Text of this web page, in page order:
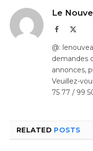
Le
Facebook
@:
demandes
annonces,
Veuillez-
75 77 / 99
RELATED POSTS